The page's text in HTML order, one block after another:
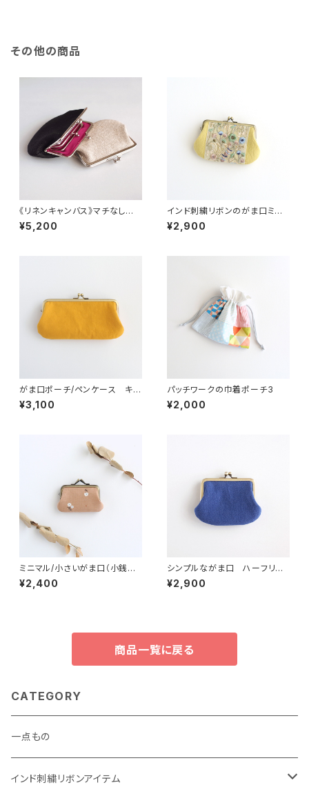
その他の商品
《リネンキャンバス》マチなし親
子がま口（お財布）黒・生成り
¥5,200
インド刺繍リボンのがま口ミニ
財布/ポーチ イエロー
¥2,900
がま口ポーチ/ペンケース キャ
ンバス イエロー
¥3,100
パッチワークの巾着ポーチ3
¥2,000
ミニマル/小さいがま口（小銭入
れ・財布）花柄
¥2,400
シンプルながま口 ハーフリネ
ンキャンバス ブルー
¥2,900
商品一覧に戻る
CATEGORY
一点もの
インド刺繍リボンアイテム